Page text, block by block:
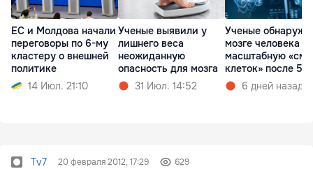
ЕС и Молдова начали
переговоры по 6-му
кластеру о внешней
политике
14 Июл. 21:10
Ученые выявили у
лишнего веса
неожиданную
опасность для мозга
31 Июл. 14:52
Ученые
мозге человека
масштабную
клеток» после 50
6 дней назад
Tv7 20 февраля 2012, 17:29 629